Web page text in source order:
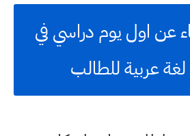
عن اول يوم دراسي في
لغة عربية للطالب